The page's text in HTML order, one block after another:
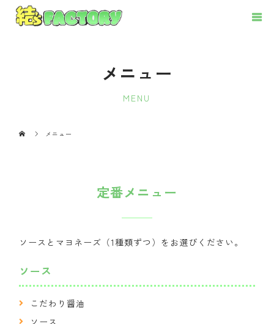
メニュー
MENU
メニュー
定番メニュー
ソースとマヨネーズ（1種類ずつ）をお選びください。
ソース
こだわり醤油
ソース